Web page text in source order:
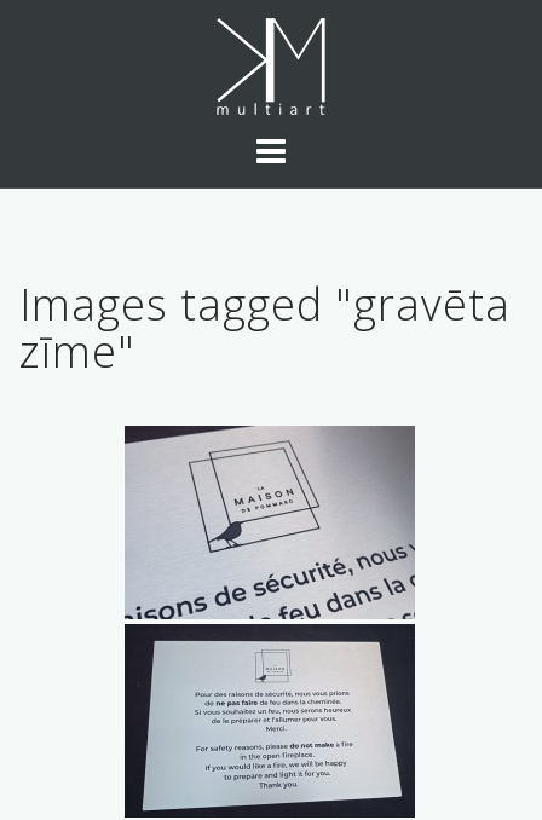
Images tagged "gravēta
zīme"